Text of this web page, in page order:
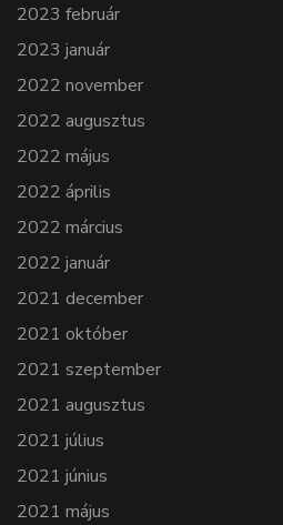
2023 február
2023 január
2022 november
2022 augusztus
2022 május
2022 április
2022 március
2022 január
2021 december
2021 október
2021 szeptember
2021 augusztus
2021 július
2021 június
2021 május